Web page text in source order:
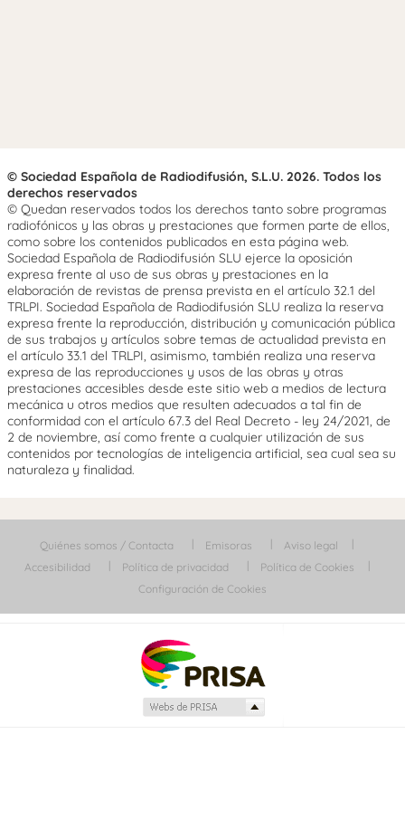
© Sociedad Española de Radiodifusión, S.L.U. 2026. Todos los
derechos reservados
© Quedan reservados todos los derechos tanto sobre programas
radiofónicos y las obras y prestaciones que formen parte de ellos,
como sobre los contenidos publicados en esta página web.
Sociedad Española de Radiodifusión SLU ejerce la oposición
expresa frente al uso de sus obras y prestaciones en la
elaboración de revistas de prensa prevista en el artículo 32.1 del
TRLPI. Sociedad Española de Radiodifusión SLU realiza la reserva
expresa frente la reproducción, distribución y comunicación pública
de sus trabajos y artículos sobre temas de actualidad prevista en
el artículo 33.1 del TRLPI, asimismo, también realiza una reserva
expresa de las reproducciones y usos de las obras y otras
prestaciones accesibles desde este sitio web a medios de lectura
mecánica u otros medios que resulten adecuados a tal fin de
conformidad con el artículo 67.3 del Real Decreto - ley 24/2021, de
2 de noviembre, así como frente a cualquier utilización de sus
contenidos por tecnologías de inteligencia artificial, sea cual sea su
naturaleza y finalidad.
Quiénes somos / Contacta Emisoras
Aviso legal
Accesibilidad
Política de privacidad
Política de Cookies
Configuración de Cookies